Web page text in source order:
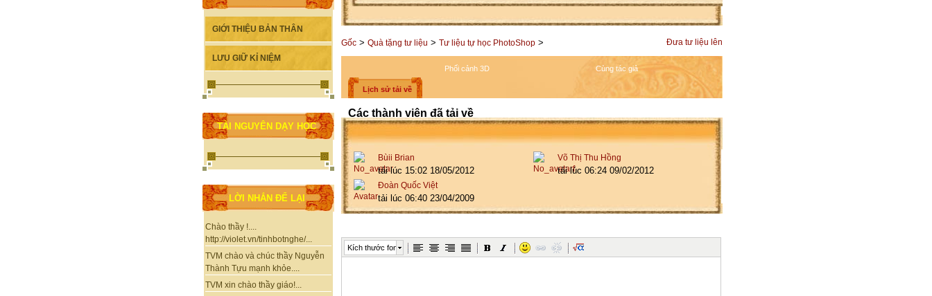
GIỚI THIỆU BẢN THÂN
LƯU GIỮ KỈ NIỆM
TÀI NGUYÊN DẠY HỌC
LỜI NHẮN ĐỂ LẠI
Chào thầy !....
http://violet.vn/tinhbotnghe/...
TVM chào và chúc thầy Nguyễn
Thành Tựu mạnh khỏe....
TVM xin chào thầy giáo!...
Đưa tư liệu lên
Gốc > Quà tặng tư liệu > Tư liệu tự học PhotoShop >
Phối cảnh 3D Cùng tác giả
Lịch sử tải về
Các thành viên đã tải về
Bùii Brian
tải lúc 15:02 18/05/2012
Võ Thị Thu Hồng
tải lúc 06:24 09/02/2012
Đoàn Quốc Việt
tải lúc 06:40 23/04/2009
Kích thước font